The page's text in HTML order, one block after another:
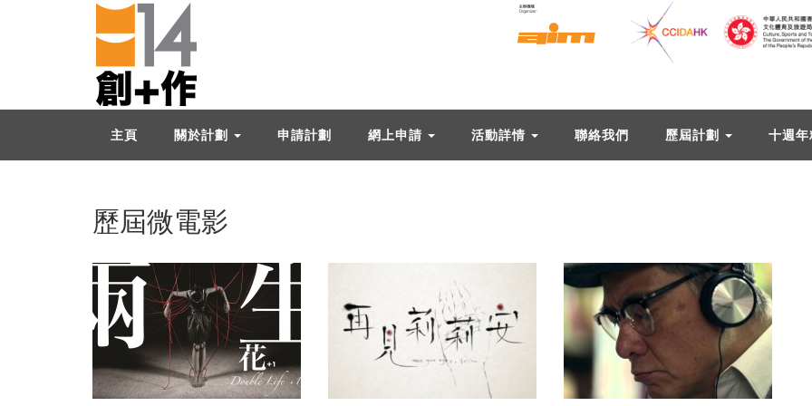
主頁 關於計劃 申請計劃 網上申請 活動詳情 聯絡我們 歷屆計劃 十週
歷屆微電影